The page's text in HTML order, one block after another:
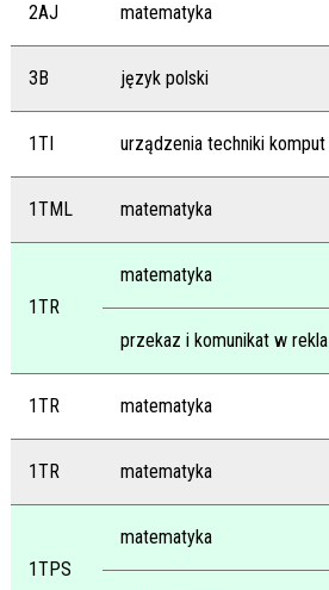
2AJ matematyka
3B język polski
1TI urządzenia techniki komput
1TML matematyka
1TR
matematyka
przekaz i komunikat w rekla
1TR matematyka
1TR matematyka
1TPS
matematyka